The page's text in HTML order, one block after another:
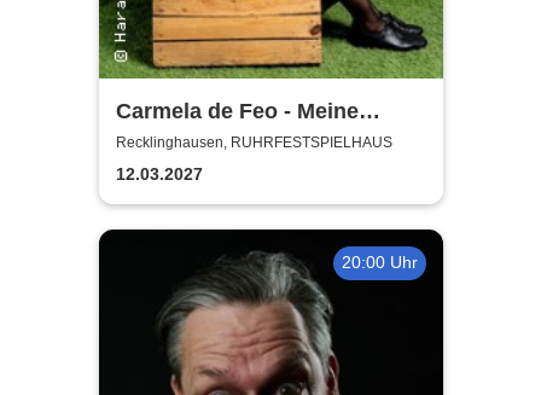
Carmela de Feo - Meine
besten Knaller
Recklinghausen, RUHRFESTSPIELHAUS
12.03.2027
20:00 Uhr